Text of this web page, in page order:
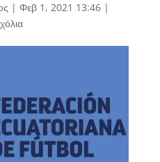
| Φεβ 1, 2021 13:46|